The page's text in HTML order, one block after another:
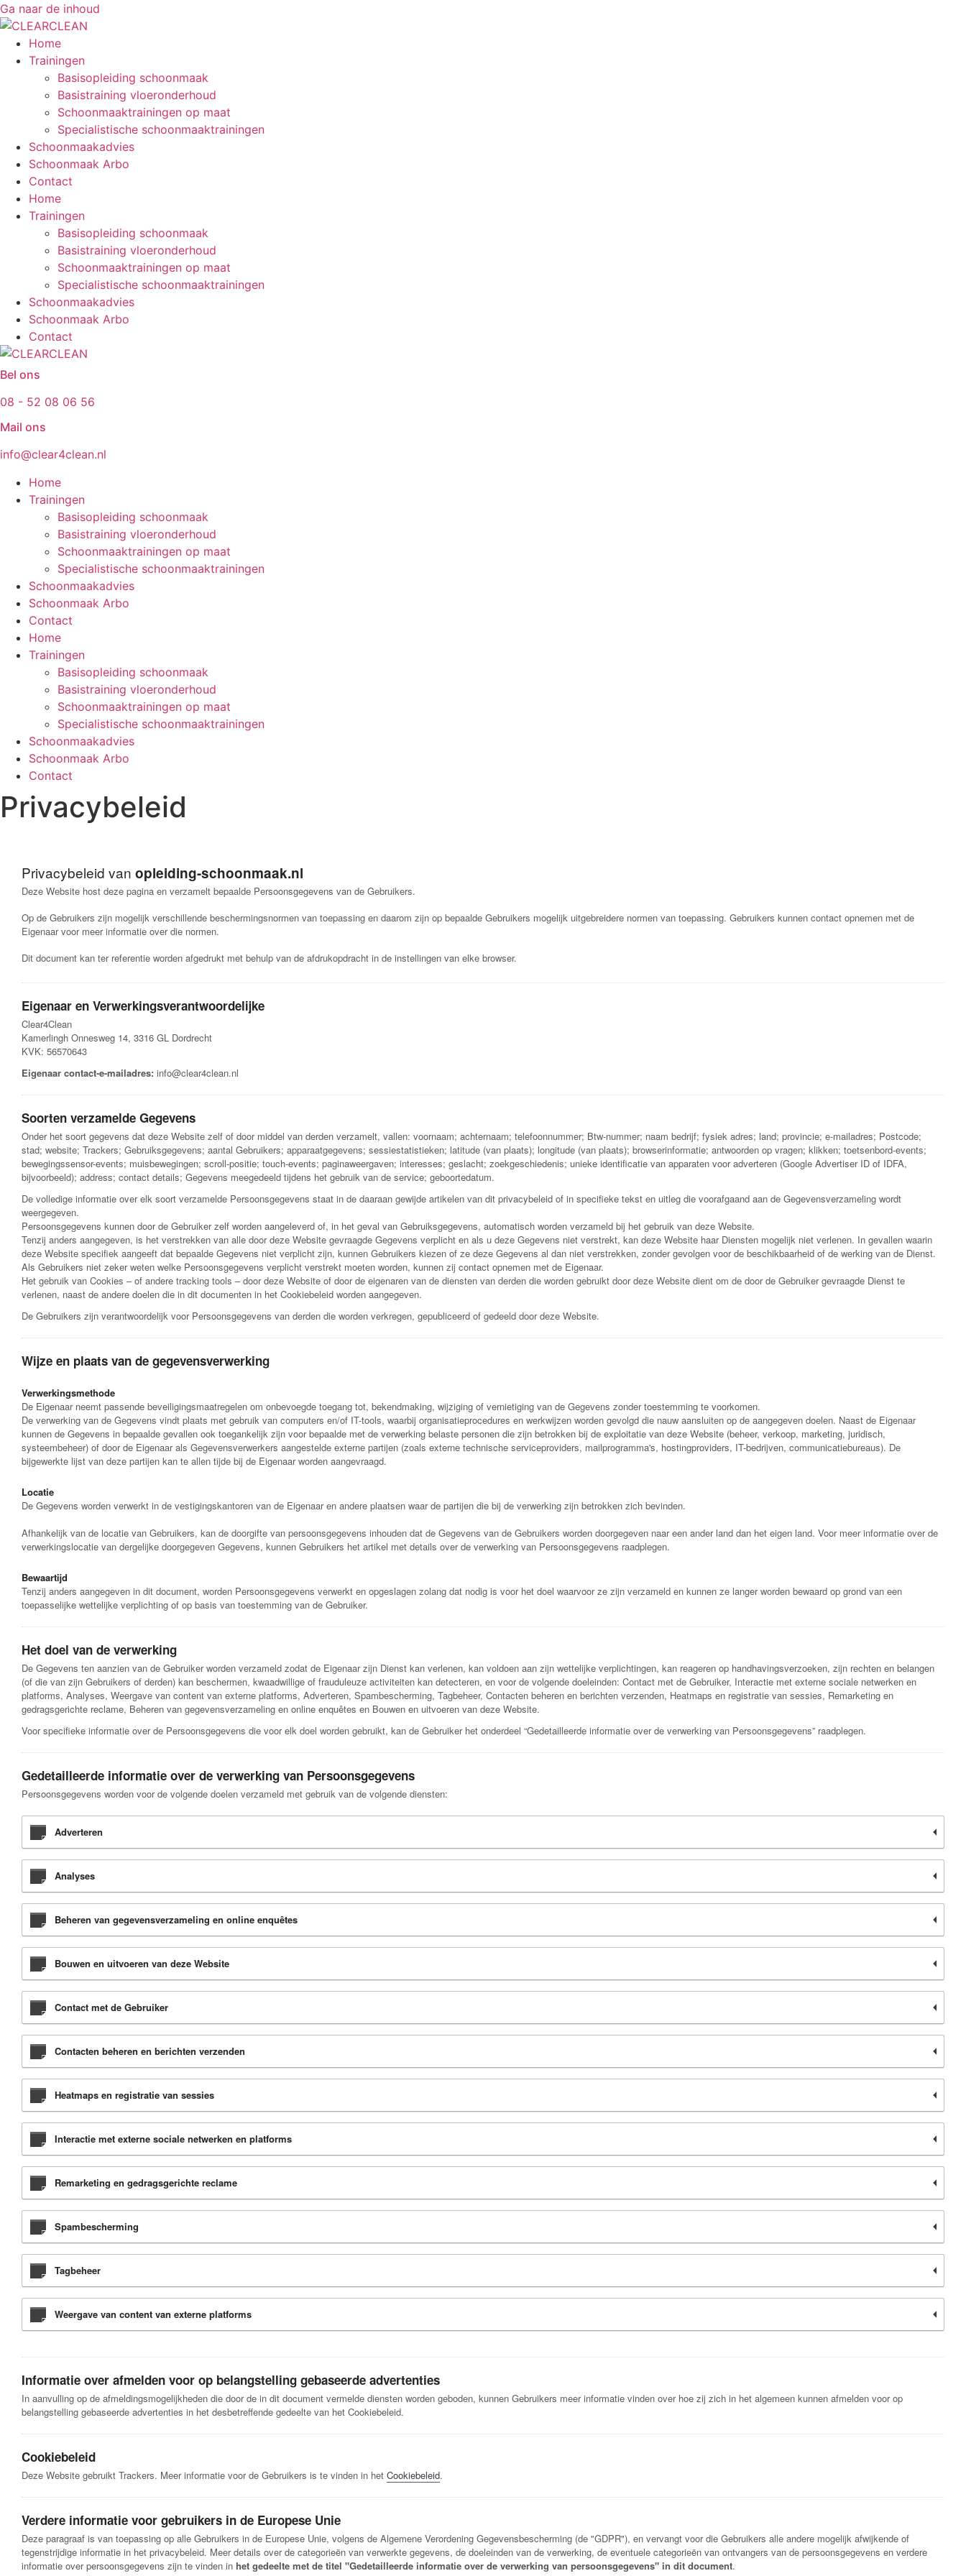
Ga naar de inhoud
Home
Trainingen
Basisopleiding schoonmaak
Basistraining vloeronderhoud
Schoonmaaktrainingen op maat
Specialistische schoonmaaktrainingen
Schoonmaakadvies
Schoonmaak Arbo
Contact
Home
Trainingen
Basisopleiding schoonmaak
Basistraining vloeronderhoud
Schoonmaaktrainingen op maat
Specialistische schoonmaaktrainingen
Schoonmaakadvies
Schoonmaak Arbo
Contact
Bel ons
08 - 52 08 06 56
Mail ons
info@clear4clean.nl
Home
Trainingen
Basisopleiding schoonmaak
Basistraining vloeronderhoud
Schoonmaaktrainingen op maat
Specialistische schoonmaaktrainingen
Schoonmaakadvies
Schoonmaak Arbo
Contact
Home
Trainingen
Basisopleiding schoonmaak
Basistraining vloeronderhoud
Schoonmaaktrainingen op maat
Specialistische schoonmaaktrainingen
Schoonmaakadvies
Schoonmaak Arbo
Contact
Privacybeleid
Privacybeleid van opleiding-schoonmaak.nl
Deze Website host deze pagina en verzamelt bepaalde Persoonsgegevens van de Gebruikers.
Op de Gebruikers zijn mogelijk verschillende beschermingsnormen van toepassing en daarom zijn op bepaalde Gebruikers mogelijk uitgebreidere normen van toepassing. Gebruikers kunnen contact opnemen met de
Eigenaar voor meer informatie over die normen.
Dit document kan ter referentie worden afgedrukt met behulp van de afdrukopdracht in de instellingen van elke browser.
Eigenaar en Verwerkingsverantwoordelijke
Clear4Clean
Kamerlingh Onnesweg 14, 3316 GL Dordrecht
KVK: 56570643
Eigenaar contact-e-mailadres: info@clear4clean.nl
Soorten verzamelde Gegevens
Onder het soort gegevens dat deze Website zelf of door middel van derden verzamelt, vallen: voornaam; achternaam; telefoonnummer; Btw-nummer; naam bedrijf; fysiek adres; land; provincie; e-mailadres; Postcode;
stad; website; Trackers; Gebruiksgegevens; aantal Gebruikers; apparaatgegevens; sessiestatistieken; latitude (van plaats); longitude (van plaats); browserinformatie; antwoorden op vragen; klikken; toetsenbord-events;
bewegingssensor-events; muisbewegingen; scroll-positie; touch-events; paginaweergaven; interesses; geslacht; zoekgeschiedenis; unieke identificatie van apparaten voor adverteren (Google Advertiser ID of IDFA,
bijvoorbeeld); address; contact details; Gegevens meegedeeld tijdens het gebruik van de service; geboortedatum.
De volledige informatie over elk soort verzamelde Persoonsgegevens staat in de daaraan gewijde artikelen van dit privacybeleid of in specifieke tekst en uitleg die voorafgaand aan de Gegevensverzameling wordt
weergegeven.
Persoonsgegevens kunnen door de Gebruiker zelf worden aangeleverd of, in het geval van Gebruiksgegevens, automatisch worden verzameld bij het gebruik van deze Website.
Tenzij anders aangegeven, is het verstrekken van alle door deze Website gevraagde Gegevens verplicht en als u deze Gegevens niet verstrekt, kan deze Website haar Diensten mogelijk niet verlenen. In gevallen waarin
deze Website specifiek aangeeft dat bepaalde Gegevens niet verplicht zijn, kunnen Gebruikers kiezen of ze deze Gegevens al dan niet verstrekken, zonder gevolgen voor de beschikbaarheid of de werking van de Dienst.
Als Gebruikers niet zeker weten welke Persoonsgegevens verplicht verstrekt moeten worden, kunnen zij contact opnemen met de Eigenaar.
Het gebruik van Cookies – of andere tracking tools – door deze Website of door de eigenaren van de diensten van derden die worden gebruikt door deze Website dient om de door de Gebruiker gevraagde Dienst te
verlenen, naast de andere doelen die in dit documenten in het Cookiebeleid worden aangegeven.
De Gebruikers zijn verantwoordelijk voor Persoonsgegevens van derden die worden verkregen, gepubliceerd of gedeeld door deze Website.
Wijze en plaats van de gegevensverwerking
Verwerkingsmethode
De Eigenaar neemt passende beveiligingsmaatregelen om onbevoegde toegang tot, bekendmaking, wijziging of vernietiging van de Gegevens zonder toestemming te voorkomen.
De verwerking van de Gegevens vindt plaats met gebruik van computers en/of IT-tools, waarbij organisatieprocedures en werkwijzen worden gevolgd die nauw aansluiten op de aangegeven doelen. Naast de Eigenaar
kunnen de Gegevens in bepaalde gevallen ook toegankelijk zijn voor bepaalde met de verwerking belaste personen die zijn betrokken bij de exploitatie van deze Website (beheer, verkoop, marketing, juridisch,
systeembeheer) of door de Eigenaar als Gegevensverwerkers aangestelde externe partijen (zoals externe technische serviceproviders, mailprogramma's, hostingproviders, IT-bedrijven, communicatiebureaus). De
bijgewerkte lijst van deze partijen kan te allen tijde bij de Eigenaar worden aangevraagd.
Locatie
De Gegevens worden verwerkt in de vestigingskantoren van de Eigenaar en andere plaatsen waar de partijen die bij de verwerking zijn betrokken zich bevinden.
Afhankelijk van de locatie van Gebruikers, kan de doorgifte van persoonsgegevens inhouden dat de Gegevens van de Gebruikers worden doorgegeven naar een ander land dan het eigen land. Voor meer informatie over de
verwerkingslocatie van dergelijke doorgegeven Gegevens, kunnen Gebruikers het artikel met details over de verwerking van Persoonsgegevens raadplegen.
Bewaartijd
Tenzij anders aangegeven in dit document, worden Persoonsgegevens verwerkt en opgeslagen zolang dat nodig is voor het doel waarvoor ze zijn verzameld en kunnen ze langer worden bewaard op grond van een
toepasselijke wettelijke verplichting of op basis van toestemming van de Gebruiker.
Het doel van de verwerking
De Gegevens ten aanzien van de Gebruiker worden verzameld zodat de Eigenaar zijn Dienst kan verlenen, kan voldoen aan zijn wettelijke verplichtingen, kan reageren op handhavingsverzoeken, zijn rechten en belangen
(of die van zijn Gebruikers of derden) kan beschermen, kwaadwillige of frauduleuze activiteiten kan detecteren, en voor de volgende doeleinden: Contact met de Gebruiker, Interactie met externe sociale netwerken en
platforms, Analyses, Weergave van content van externe platforms, Adverteren, Spambescherming, Tagbeheer, Contacten beheren en berichten verzenden, Heatmaps en registratie van sessies, Remarketing en
gedragsgerichte reclame, Beheren van gegevensverzameling en online enquêtes en Bouwen en uitvoeren van deze Website.
Voor specifieke informatie over de Persoonsgegevens die voor elk doel worden gebruikt, kan de Gebruiker het onderdeel “Gedetailleerde informatie over de verwerking van Persoonsgegevens” raadplegen.
Gedetailleerde informatie over de verwerking van Persoonsgegevens
Persoonsgegevens worden voor de volgende doelen verzameld met gebruik van de volgende diensten:
Adverteren
Analyses
Beheren van gegevensverzameling en online enquêtes
Bouwen en uitvoeren van deze Website
Contact met de Gebruiker
Contacten beheren en berichten verzenden
Heatmaps en registratie van sessies
Interactie met externe sociale netwerken en platforms
Remarketing en gedragsgerichte reclame
Spambescherming
Tagbeheer
Weergave van content van externe platforms
Informatie over afmelden voor op belangstelling gebaseerde advertenties
In aanvulling op de afmeldingsmogelijkheden die door de in dit document vermelde diensten worden geboden, kunnen Gebruikers meer informatie vinden over hoe zij zich in het algemeen kunnen afmelden voor op
belangstelling gebaseerde advertenties in het desbetreffende gedeelte van het Cookiebeleid.
Cookiebeleid
Deze Website gebruikt Trackers. Meer informatie voor de Gebruikers is te vinden in het Cookiebeleid.
Verdere informatie voor gebruikers in de Europese Unie
Deze paragraaf is van toepassing op alle Gebruikers in de Europese Unie, volgens de Algemene Verordening Gegevensbescherming (de "GDPR"), en vervangt voor die Gebruikers alle andere mogelijk afwijkende of
tegenstrijdige informatie in het privacybeleid. Meer details over de categorieën van verwerkte gegevens, de doeleinden van de verwerking, de eventuele categorieën van ontvangers van de persoonsgegevens en verdere
informatie over persoonsgegevens zijn te vinden in het gedeelte met de titel "Gedetailleerde informatie over de verwerking van persoonsgegevens" in dit document.